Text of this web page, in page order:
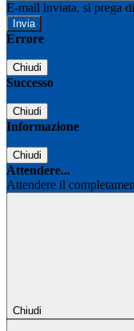
E-mail inviata, si prega
Errore
Chiudi
Successo
Chiudi
Informazione
Chiudi
Attendere...
Attendere il
Chiudi